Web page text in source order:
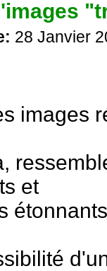
28 Janvier
images
et